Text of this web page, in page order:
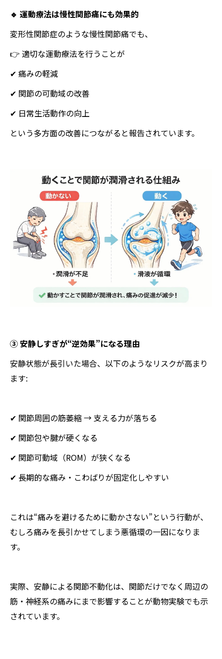
🔹 運動療法は慢性関節痛にも効果的
変形性関節症のような慢性関節痛でも、
👉 適切な運動療法を行うことが
✔ 痛みの軽減
✔ 関節の可動域の改善
✔ 日常生活動作の向上
という多方面の改善につながると報告されています。
③ 安静しすぎが“逆効果”になる理由
安静状態が長引いた場合、以下のようなリスクが高まり
ます:
✔ 関節周囲の筋萎縮 → 支える力が落ちる
✔ 関節包や腱が硬くなる
✔ 関節可動域（ROM）が狭くなる
✔ 長期的な痛み・こわばりが固定化しやすい
これは“痛みを避けるために動かさない”という行動が、
むしろ痛みを長引かせてしまう悪循環の一因になりま
す。
実際、安静による関節不動化は、関節だけでなく周辺の
筋・神経系の痛みにまで影響することが動物実験でも示
されています。